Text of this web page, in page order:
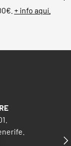
+ info aquí.